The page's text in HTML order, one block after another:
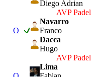
Diego Adrian
O
AVP Padel
Navarro
Franco
Dacca
Hugo
AVP Padel
Lima